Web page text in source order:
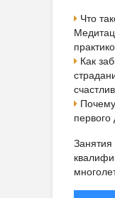
Что
Как
первого
Занятия